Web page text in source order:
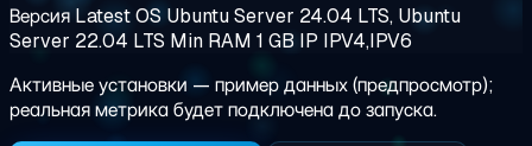
ВерсияLatestOS Ubuntu Server 24.04 LTS, Ubuntu
Server 22.04 LTS Min RAM 1 GB IP IPV4,IPV6
Активные установки — пример данных (предпросмотр);
реальная метрика будет подключена до запуска.